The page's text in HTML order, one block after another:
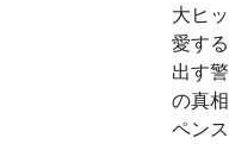
大ヒ
愛す
出す
の真
ペン